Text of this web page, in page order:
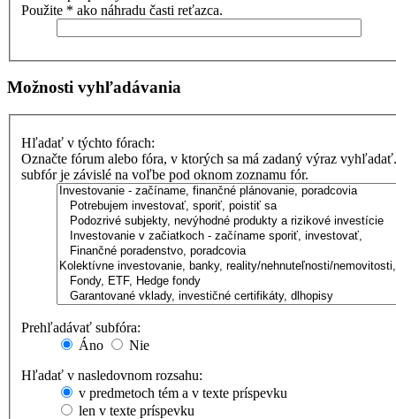
Použite * ako náhradu časti reťazca.
Možnosti vyhľadávania
Hľadať v týchto fórach:
Označte fórum alebo fóra, v ktorých sa má zadaný výraz
subfór je závislé na voľbe pod oknom zoznamu fór.
Prehľadávať subfóra:
Áno
Nie
Hľadať v nasledovnom rozsahu:
v predmetoch tém a v texte príspevku
len v texte príspevku